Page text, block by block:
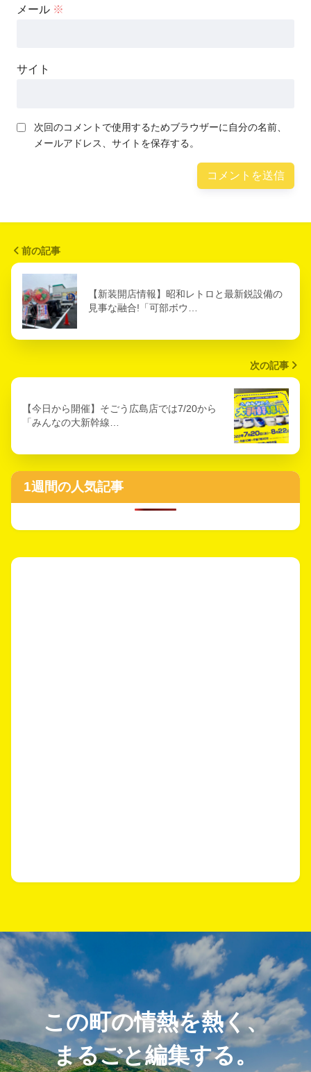
メール ※
サイト
次回のコメントで使用するためブラウザーに自分の名前、
メールアドレス、サイトを保存する。
前の記事
【新装開店情報】昭和レトロと最新鋭設備の
見事な融合!「可部ボウ…
次の記事
【今日から開催】そごう広島店では7/20から
「みんなの大新幹線…
1週間の人気記事
この町の情熱を熱く、
まるごと編集する。